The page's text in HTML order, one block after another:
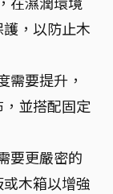
，以防止木
需要提升，
並搭配固定
要更嚴密的
木箱以增強